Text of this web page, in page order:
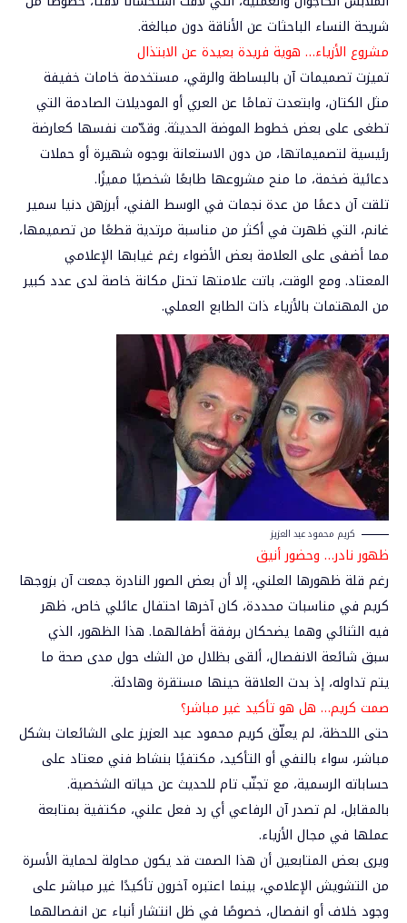
شريحة النساء الباحثات عن الأناقة دون مبالغة.
مشروع الأزياء… هوية فريدة بعيدة عن الابتذال
تميزت تصميمات آن بالبساطة والرقي، مستخدمة خامات خفيفة
مثل الكتان، وابتعدت تمامًا عن العري أو الموديلات الصادمة التي
تطغى على بعض خطوط الموضة الحديثة. وقدّمت نفسها كعارضة
رئيسية لتصميماتها، من دون الاستعانة بوجوه شهيرة أو حملات
دعائية ضخمة، ما منح مشروعها طابعًا شخصيًا مميزًا.
تلقت آن دعمًا من عدة نجمات في الوسط الفني، أبرزهن دنيا سمير
غانم، التي ظهرت في أكثر من مناسبة مرتدية قطعًا من تصميمها،
مما أضفى على العلامة بعض الأضواء رغم غيابها الإعلامي
المعتاد. ومع الوقت، باتت علامتها تحتل مكانة خاصة لدى عدد كبير
من المهتمات بالأزياء ذات الطابع العملي.
كريم محمود عبد العزيز
ظهورنادر… وحضور أنيق
رغم قلة ظهورها العلني، إلا أن بعض الصور النادرة جمعت آن بزوجها
كريم في مناسبات محددة، كان آخرها احتفال عائلي خاص، ظهر
فيه الثنائي وهما يضحكان برفقة أطفالهما. هذا الظهور، الذي
سبق شائعة الانفصال، ألقى بظلال من الشك حول مدى صحة ما
يتم تداوله، إذ بدت العلاقة حينها مستقرة وهادئة.
صمت كريم… هل هو تأكيد غير مباشر؟
حتى اللحظة، لم يعلّق كريم محمود عبد العزيز على الشائعات بشكل
مباشر، سواء بالنفي أو التأكيد، مكتفيًا بنشاط فني معتاد على
حساباته الرسمية، مع تجنّب تام للحديث عن حياته الشخصية.
بالمقابل، لم تصدر آن الرفاعي أي رد فعل علني، مكتفية بمتابعة
عملها في مجال الأزياء.
ويرى بعض المتابعين أن هذا الصمت قد يكون محاولة لحماية الأسرة
من التشويش الإعلامي، بينما اعتبره آخرون تأكيدًا غير مباشر على
وجود خلاف أو انفصال، خصوصًا في ظل انتشار أنباء عن انفصالهما